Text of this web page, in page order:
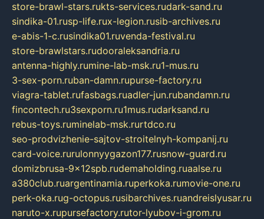
store-brawl-stars.rukts-services.rudark-sand.ru
sindika-01.rusp-life.rux-legion.rusib-archives.ru
e-abis-1-c.rusindika01.ruvenda-festival.ru
store-brawlstars.rudooraleksandria.ru
antenna-highly.rumine-lab-msk.ru1-mus.ru
3-sex-porn.ruban-damn.rupurse-factory.ru
viagra-tablet.rufasbags.ruadler-jun.rubandamn.ru
fincontech.ru3sexporn.ru1mus.rudarksand.ru
rebus-toys.ruminelab-msk.rurtdco.ru
seo-prodvizhenie-sajtov-stroitelnyh-kompanij.ru
card-voice.rurulonnyygazon177.rusnow-guard.ru
domizbrusa-9x12spb.rudemaholding.ruaalse.ru
a380club.ruargentinamia.ruperkoka.rumovie-one.ru
perk-oka.rug-octopus.rusibarchives.ruandreislyusar.ru
naruto-x.rupursefactory.rutor-lyubov-i-grom.ru